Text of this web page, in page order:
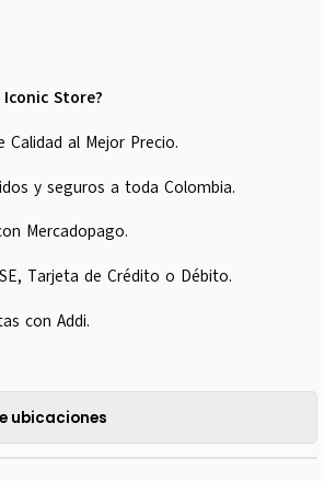
Store?
al Mejor Precio.
y seguros a toda Colombia.
Mercadopago.
Tarjeta de Crédito o Débito.
con Addi.
ubicaciones